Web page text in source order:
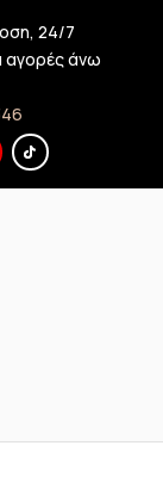
24/7
αγορές άνω